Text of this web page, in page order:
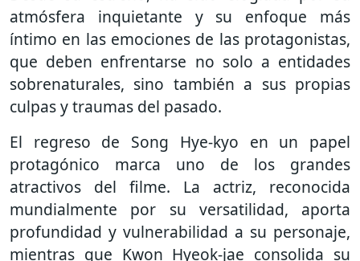
atmósfera inquietante y su enfoque más
íntimo en las emociones de las protagonistas,
que deben enfrentarse no solo a entidades
sobrenaturales, sino también a sus propias
culpas y traumas del pasado.
El regreso de Song Hye-kyo en un papel
protagónico marca uno de los grandes
atractivos del filme. La actriz, reconocida
mundialmente por su versatilidad, aporta
profundidad y vulnerabilidad a su personaje,
mientras que Kwon Hyeok-jae consolida su